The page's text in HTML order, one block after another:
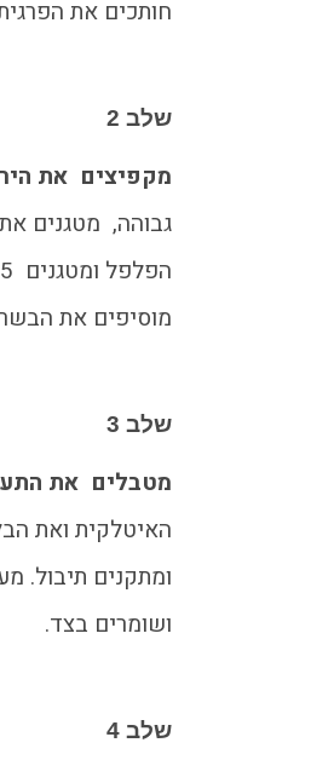
חותכים את
שלב 2
מקפיצים את
גבוהה, מטגנים
מוסיפים את
שלב 3
מטבלים את
האיטלקית ואת
ומתקנים תיבול.
ושומרים בצד.
שלב 4